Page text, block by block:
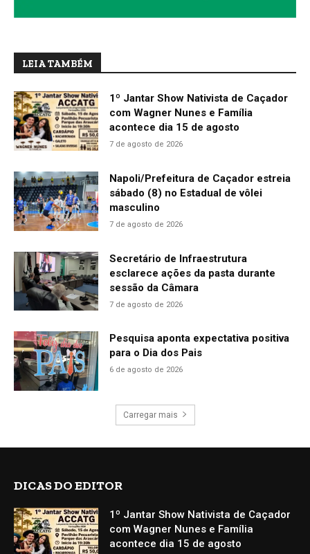
LEIA TAMBÉM
1º Jantar Show Nativista de Caçador
com Wagner Nunes e Família
acontece dia 15 de agosto
7 de agosto de 2026
Napoli/Prefeitura de Caçador estreia
sábado (8) no Estadual de vôlei
masculino
7 de agosto de 2026
Secretário de Infraestrutura
esclarece ações da pasta durante
sessão da Câmara
7 de agosto de 2026
Pesquisa aponta expectativa positiva
para o Dia dos Pais
6 de agosto de 2026
Carregar mais
DICAS DO EDITOR
1º Jantar Show Nativista de Caçador
com Wagner Nunes e Família
acontece dia 15 de agosto